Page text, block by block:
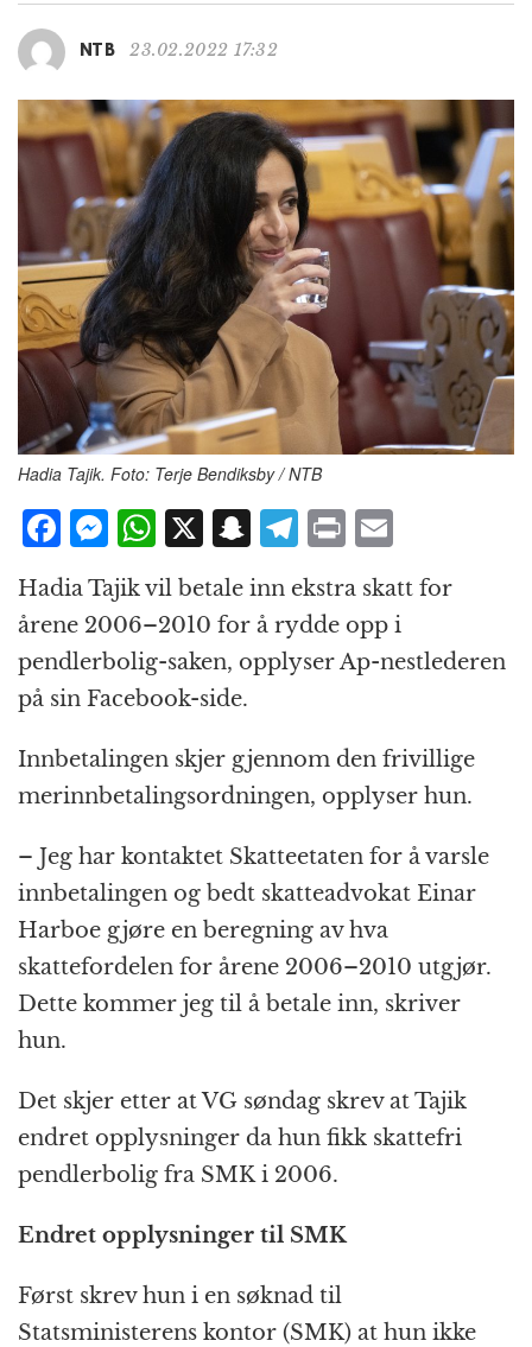
NTB 23.02.2022 17:32
Hadia Tajik. Foto: Terje Bendiksby / NTB
F
a
c
e
b
o
o
k
M
e
ss
e
n
g
e
r
W
h
at
s
A
p
p
X S
n
a
p
c
at
T
el
e
g
r
m
P
ri
n
t
m
ai
l
Hadia Tajik vil betale inn ekstra skatt for
årene 2006–2010 for å rydde opp i
pendlerbolig-saken, opplyser Ap-nestlederen
på sin Facebook-side.
Innbetalingen skjer gjennom den frivillige
merinnbetalingsordningen, opplyser hun.
– Jeg har kontaktet Skatteetaten for å varsle
innbetalingen og bedt skatteadvokat Einar
Harboe gjøre en beregning av hva
skattefordelen for årene 2006–2010 utgjør.
Dette kommer jeg til å betale inn, skriver
hun.
Det skjer etter at VG søndag skrev at Tajik
endret opplysninger da hun fikk skattefri
pendlerbolig fra SMK i 2006.
Endret opplysninger til SMK
Først skrev hun i en søknad til
Statsministerens kontor (SMK) at hun ikke